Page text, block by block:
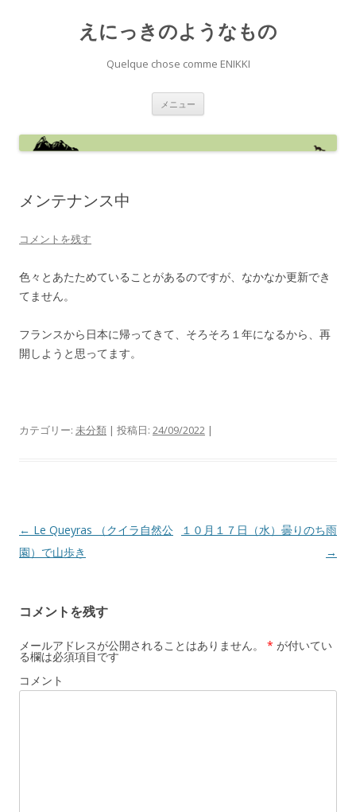
えにっきのようなもの
Quelque chose comme ENIKKI
メニュー
ン
へ
メンテナンス中
コメントを残す
色々とあたためていることがあるのですが、なかなか更新でき
てません。
フランスから日本に帰ってきて、そろそろ１年になるから、再
開しようと思ってます。
カテゴリー: 未分類 | 投稿日: 24/09/2022 |
投
稿
ゲ
ー
シ
ョ
← Le Queyras （クイラ自然公
園）で山歩き
１０月１７日（水）曇りのち雨
→
コメントを残す
メールアドレスが公開されることはありません。 * が付いてい
る欄は必須項目です
コメント